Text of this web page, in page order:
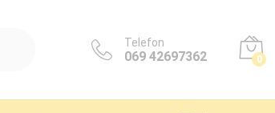
Telefon
069 42697362 0